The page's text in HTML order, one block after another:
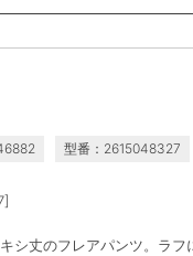
型番：2615048327
シ丈のフレアパンツ。ラフ